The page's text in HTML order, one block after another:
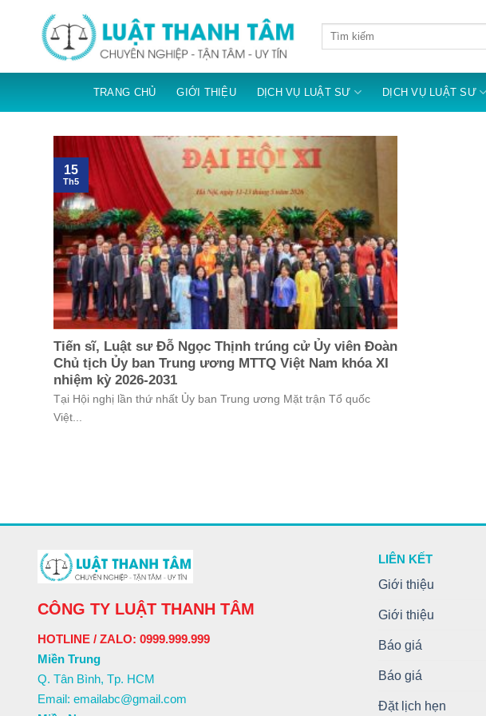
TRANG CHỦ GIỚI THIỆU DỊCH VỤ LUẬT SƯ DỊCH VỤ LUẬT SƯ
Tiến sĩ, Luật sư Đỗ Ngọc Thịnh trúng cử Ủy viên Đoàn
Chủ tịch Ủy ban Trung ương MTTQ Việt Nam khóa XI
nhiệm kỳ 2026-2031
Tại Hội nghị lần thứ nhất Ủy ban Trung ương Mặt trận Tổ quốc
Việt...
15
Th5
CÔNG TY LUẬT THANH TÂM
HOTLINE / ZALO: 0999.999.999
Miền Trung
Q. Tân Bình, Tp. HCM
Email: emailabc@gmail.com
LIÊN KẾT
Giới thiệu
Giới thiệu
Báo giá
Báo giá
Đặt lịch hẹn